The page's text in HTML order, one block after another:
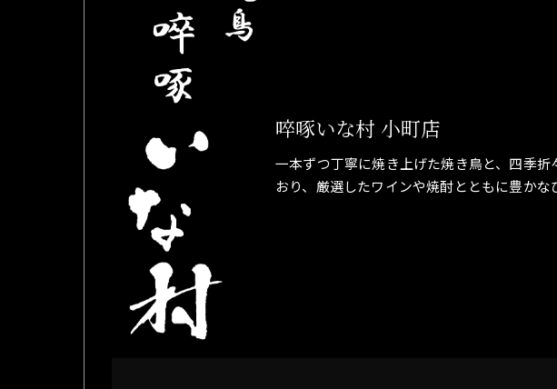
啐啄いな村 小町店
一本ずつ丁寧に焼き上げた焼き鳥と、四季
おり、厳選したワインや焼酎とともに豊かな